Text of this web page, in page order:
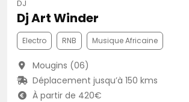
DJ
Dj Art Winder
Electro RNB Musique Africaine
Mougins (06)
Déplacement jusqu’à 150 kms
À partir de 420€